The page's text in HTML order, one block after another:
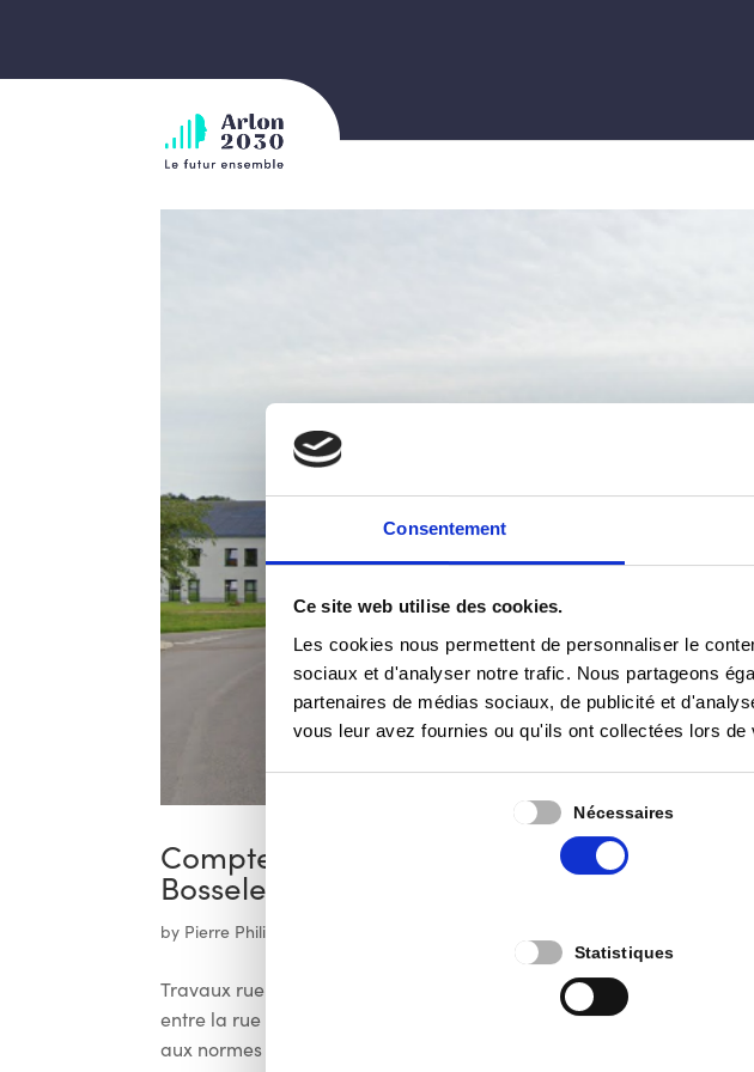
Consentement
Ce site web utilise des cookies.
Les cookies nous permettent de personnaliser le
sociaux et d'analyser notre trafic. Nous partageons
partenaires de médias sociaux, de publicité et
vous leur avez fournies ou qu'ils ont collectées lors
Nécessaires
Statistiques
Compte rendu du conseil communal –
Bosseler
by Pierre Philippe Balon
Travaux rue de Rédange Aménagement d’un trottoir partagé rue
entre la rue de Rédange et la rue de Diekirch. Montant de ce
aux normes pour PMR de l’arrêt de bus TEC. Intervention...